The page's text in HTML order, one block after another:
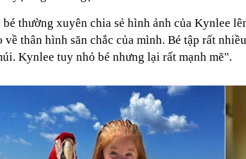
vừa mở quán liền "vỡ trận"
22:59
Bật điều hòa ngủ, người phụ nữ sốt
một nửa: Bác sĩ cảnh báo mối nguy ít ai
Danh tính tên trộm bánh xe ô tô ở khu
22:42
Cảnh báo các ứng dụng Android có thể
dùng
bé thường xuyên chia sẻ hình ảnh của Kynlee
về thân hình săn chắc của mình. Bé tập rất
Kynlee tuy nhỏ bé nhưng lại rất mạnh mẽ".